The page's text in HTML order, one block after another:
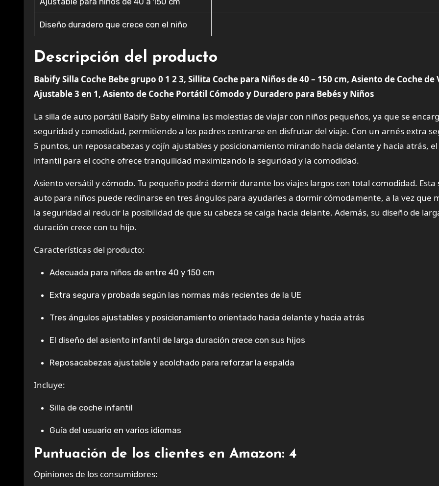
Diseño duradero que crece con el niño
Descripción del producto
Babify Silla Coche Bebe grupo 0 1 2 3, Sillita Coche para Niños de 40 – 150 cm, Asiento de Coche de
Ajustable 3 en 1, Asiento de Coche Portátil Cómodo y Duradero para Bebés y Niños
La silla de auto portátil Babify Baby elimina las molestias de viajar con niños pequeños, ya que se
seguridad y comodidad, permitiendo a los padres centrarse en disfrutar del viaje. Con un arnés extra
5 puntos, un reposacabezas y cojín ajustables y posicionamiento mirando hacia delante y hacia atrás,
infantil para el coche ofrece tranquilidad maximizando la seguridad y la comodidad.
Asiento versátil y cómodo. Tu pequeño podrá dormir durante los viajes largos con total comodidad. Esta
auto para niños puede reclinarse en tres ángulos para ayudarles a dormir cómodamente, a la vez que
la seguridad al reducir la posibilidad de que su cabeza se caiga hacia delante. Además, su diseño de
duración crece con tu hijo.
Características del producto:
Adecuada para niños de entre 40 y 150 cm
Extra segura y probada según las normas más recientes de la UE
Tres ángulos ajustables y posicionamiento orientado hacia delante y hacia atrás
El diseño del asiento infantil de larga duración crece con sus hijos
Reposacabezas ajustable y acolchado para reforzar la espalda
Incluye:
Silla de coche infantil
Guía del usuario en varios idiomas
Puntuación de los clientes en Amazon: 4
Opiniones de los consumidores: